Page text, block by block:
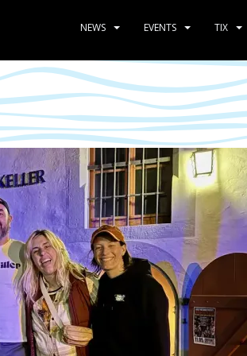
NEWS EVENTS TIX